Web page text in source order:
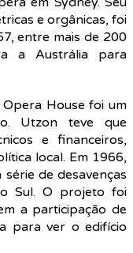
e orgânicas, foi
entre mais de 200
a Austrália para
House foi um
Utzon teve que
e financeiros,
local. Em 1966,
de desavenças
Sul. O projeto foi
a participação de
para ver o edifício